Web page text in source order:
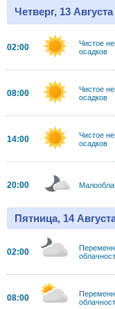
Четверг, 13 Августа
02:00
Чистое
осадков
08:00
Чистое
осадков
14:00
Чистое
осадков
20:00
Пятница, 14
02:00
08:00